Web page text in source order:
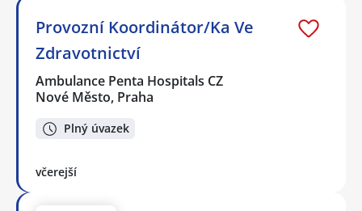
Provozní Koordinátor/Ka Ve
Zdravotnictví
Ambulance Penta Hospitals CZ
Nové Město, Praha
Plný úvazek
včerejší